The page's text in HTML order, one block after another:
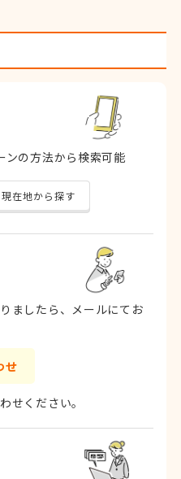
ンの方法から検索可能
現在地から探す
ましたら、メールにてお
せ
せください。